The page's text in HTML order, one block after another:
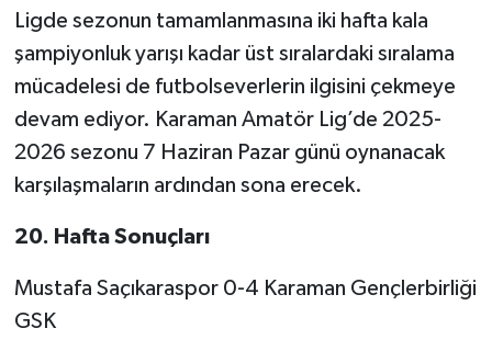
Ligde sezonun tamamlanmasına iki hafta kala
şampiyonluk yarışı kadar üst sıralardaki sıralama
mücadelesi de futbolseverlerin ilgisini çekmeye
devam ediyor. Karaman Amatör Lig’de 2025-
2026 sezonu 7 Haziran Pazar günü oynanacak
karşılaşmaların ardından sona erecek.
20. Hafta Sonuçları
Mustafa Saçıkaraspor 0-4 Karaman Gençlerbirliği
GSK